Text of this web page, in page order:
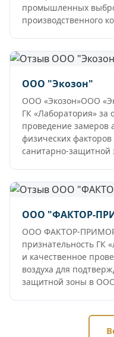
промышленных
производственного
ООО "Экозон"
ООО «Экозон»ООО
ГК «Лаборатория» за
проведение замеров
физических
санитарно-защитной
ООО "ФАКТОР-
ООО ФАКТОР-
признательность ГК
и качественное
воздуха для
защитной зоны в